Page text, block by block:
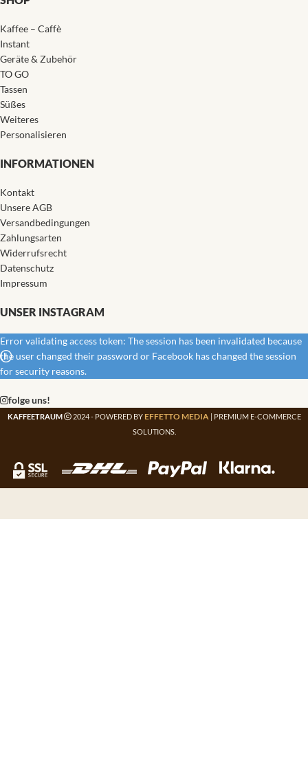
Kaffee – Caffè
Instant
Geräte & Zubehör
TO GO
Tassen
Süßes
Weiteres
Personalisieren
INFORMATIONEN
Kontakt
Unsere AGB
Versandbedingungen
Zahlungsarten
Widerrufsrecht
Datenschutz
Impressum
UNSER INSTAGRAM
Error validating access token: The session has been invalidated because
the user changed their password or Facebook has changed the session
for security reasons.
folge uns!
KAFFEETRAUM 2024 - POWERED BY EFFETTO MEDIA | PREMIUM E-COMMERCE
SOLUTIONS.